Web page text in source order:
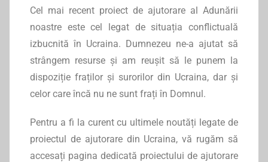
Cel mai recent proiect de ajutorare al Adunării
noastre este cel legat de situația conflictuală
izbucnită în Ucraina. Dumnezeu ne-a ajutat să
strângem resurse și am reușit să le punem la
dispoziție fraților și surorilor din Ucraina, dar și
celor care încă nu ne sunt frați în Domnul.
Pentru a fi la curent cu ultimele noutăți legate de
proiectul de ajutorare din Ucraina, vă rugăm să
accesați pagina dedicată proiectului de ajutorare